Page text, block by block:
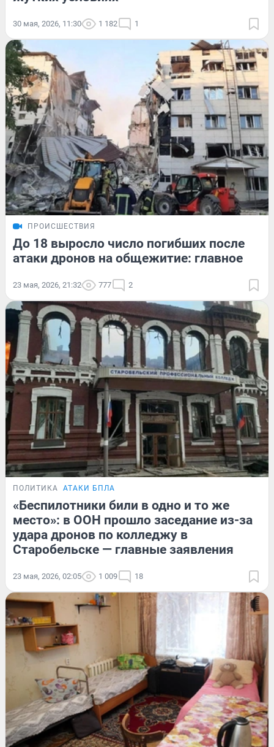
30 мая, 2026, 11:30 1 182 1
ПРОИСШЕСТВИЯ
До 18 выросло число погибших после
атаки дронов на общежитие: главное
23 мая, 2026, 21:32 777 2
ПОЛИТИКА АТАКИ БПЛА
«Беспилотники били в одно и то же
место»: в ООН прошло заседание из-за
удара дронов по колледжу в
Старобельске — главные заявления
23 мая, 2026, 02:05 1 009 18